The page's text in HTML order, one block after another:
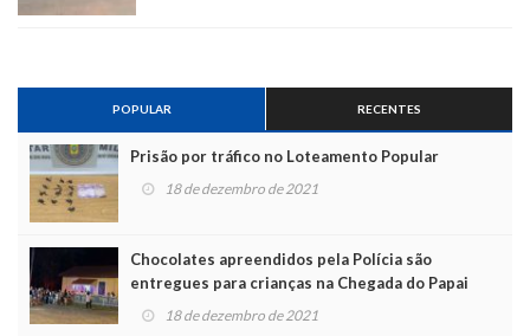
POPULAR RECENTES
Prisão por tráfico no Loteamento Popular
18 de dezembro de 2021
Chocolates apreendidos pela Polícia são
entregues para crianças na Chegada do Papai
Noel
18 de dezembro de 2021